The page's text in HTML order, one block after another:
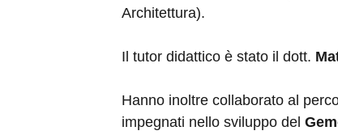
Architettura).
Il tutor didattico è stato il dott.
Hanno inoltre collaborato al
impegnati nello sviluppo del